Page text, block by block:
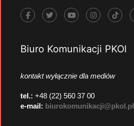
Biuro Komunikacji PKOl
kontakt wyłącznie dla mediów
tel.: +48 (22) 560 37 00
e-mail: biurokomunikacji@pkol.pl